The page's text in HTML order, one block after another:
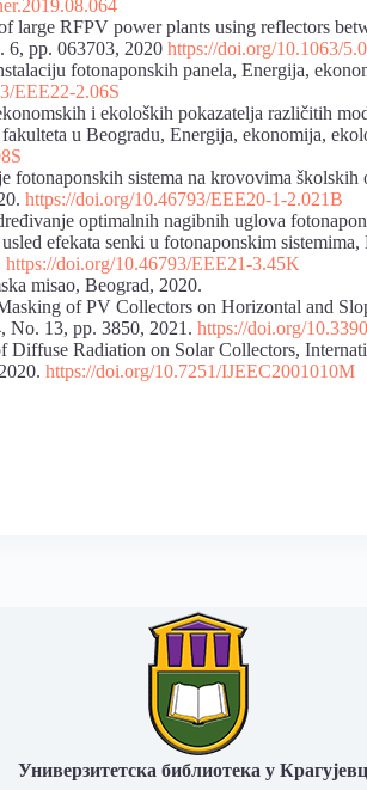
RFPV power plants using reflectors
6, pp. 063703, 2020 https://doi.org/10.1063/
fotonaponskih panela, Energija,
EEE22-2.06S
i ekoloških pokazatelja različitih
u Beogradu, Energija, ekonomija,
sistema na krovovima školskih
https://doi.org/10.46793/EEE20-1-2.021B
optimalnih nagibnih uglova
efekata senki u fotonaponskim sistemima,
https://doi.org/10.46793/EEE21-3.45K
misao, Beograd, 2020.
of PV Collectors on Horizontal and
No. 13, pp. 3850, 2021. https://doi.org/
Radiation on Solar Collectors,
https://doi.org/10.7251/IJEEC2001010M
Универзитетска библиотека у